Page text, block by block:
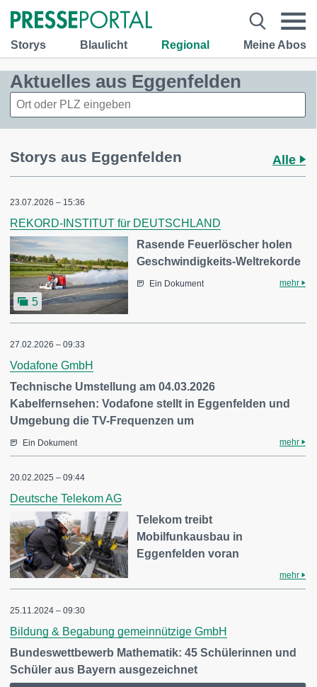
Storys Blaulicht Regional Meine Abos
Aktuelles aus Eggenfelden
Storys aus Eggenfelden Alle
23.07.2026 – 15:36
REKORD-INSTITUT für DEUTSCHLAND
5
Rasende Feuerlöscher holen
Geschwindigkeits-Weltrekorde
Ein Dokument mehr
27.02.2026 – 09:33
Vodafone GmbH
Technische Umstellung am 04.03.2026
Kabelfernsehen: Vodafone stellt in Eggenfelden und
Umgebung die TV-Frequenzen um
Ein Dokument mehr
20.02.2025 – 09:44
Deutsche Telekom AG
Telekom treibt
Mobilfunkausbau in
Eggenfelden voran
mehr
25.11.2024 – 09:30
Bildung & Begabung gemeinnützige GmbH
Bundeswettbewerb Mathematik: 45 Schülerinnen und
Schüler aus Bayern ausgezeichnet